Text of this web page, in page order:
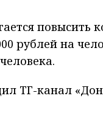
повысить
рублей на
ТГ-канал